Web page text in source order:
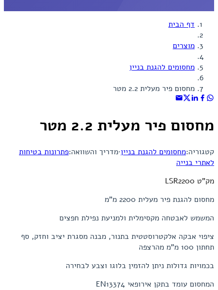
דף הבית
מוצרים
מחסומים להגנת בניין
מחסום פיר מעלית 2.2 מטר
מחסום פיר מעלית 2.2 מטר
קטגוריה:מחסומים להגנת בניין·מדריך והשוואה:פתרונות בטיחות
לאתרי בנייה
מק"ט LSR2200
מחסום להגנת פיר מעלית 2200 מ"מ
המשמש לאבטחה מקסימלית ולמניעת נפילת חפצים
ציפוי אבקה אלקטרוסטטית בתנור, מבנה מסגרת יציב וחזק, סף
תחתון 100 מ"מ מהרצפה
בכמויות גדולות ניתן להזמין בלוגו וצבע לבחירה
המחסום עומד בתקן אירופאי EN13374